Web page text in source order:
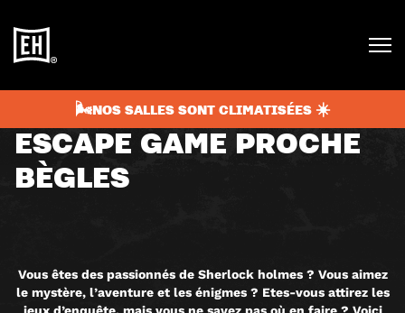
🌬️NOS SALLES SONT CLIMATISÉES ☀️
ESCAPE GAME PROCHE
BÈGLES
Vous êtes des passionnés de Sherlock holmes ? Vous aimez
le mystère, l’aventure et les énigmes ? Etes-vous attirez les